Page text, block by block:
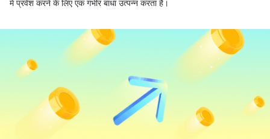
में प्रवेश करने के लिए एक गंभीर बाधा उत्पन्न करता है।